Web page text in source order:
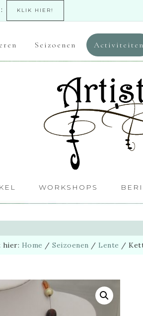
KLIK HIER!
Seizoenen Activiteiten
WORKSHOPS
hier: Home / Seizoenen / Lente /